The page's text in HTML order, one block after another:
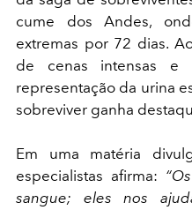
cume dos Andes,
extremas por 72 dias.
de cenas intensas e
representação da urina
sobreviver ganha
Em uma matéria
especialistas afirma:
sangue; eles nos